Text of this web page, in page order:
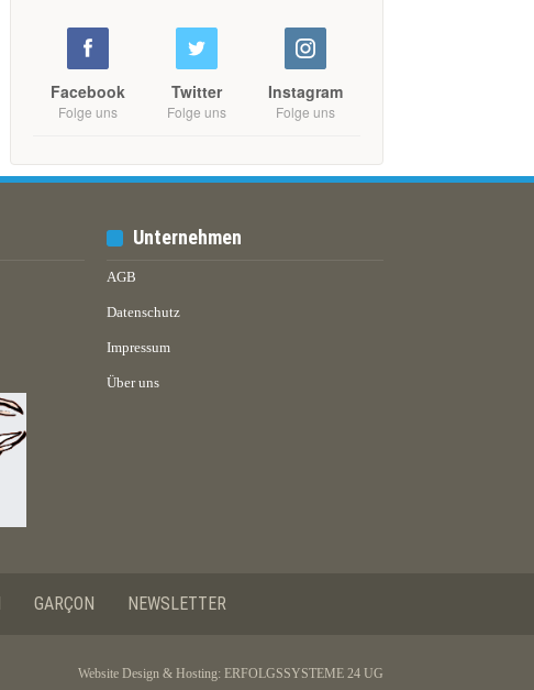
Facebook
Folge uns
Twitter
Folge uns
Instagram
Folge uns
Unternehmen
AGB
Datenschutz
Impressum
Über uns
GARÇON NEWSLETTER
Website Design & Hosting: ERFOLGSSYSTEME 24 UG